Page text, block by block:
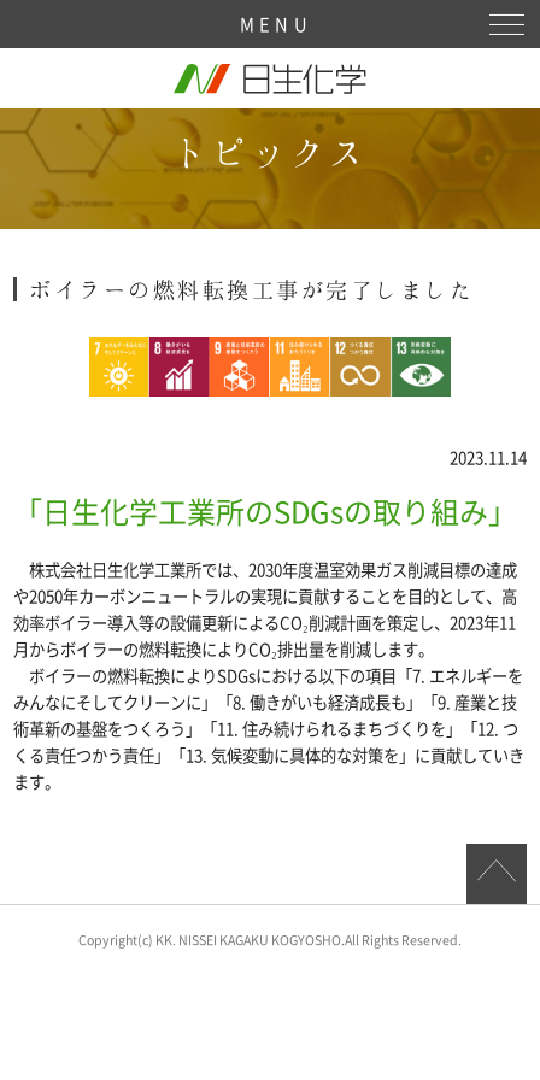
Sitemap
MENU
トピックス
ボイラーの燃料転換工事が完了しました
2023.11.14
「日生化学工業所のSDGsの取り組み」
株式会社日生化学工業所では、2030年度温室効果ガス削減目標の達成
や2050年カーボンニュートラルの実現に貢献することを目的として、高
効率ボイラー導入等の設備更新によるCO₂削減計画を策定し、2023年11
月からボイラーの燃料転換によりCO₂排出量を削減します。
ボイラーの燃料転換によりSDGsにおける以下の項目「7. エネルギーを
みんなにそしてクリーンに」「8. 働きがいも経済成長も」「9. 産業と技
術革新の基盤をつくろう」「11. 住み続けられるまちづくりを」「12. つ
くる責任つかう責任」「13. 気候変動に具体的な対策を」に貢献していき
ます。
Copyright(c) KK. NISSEI KAGAKU KOGYOSHO.All Rights Reserved.